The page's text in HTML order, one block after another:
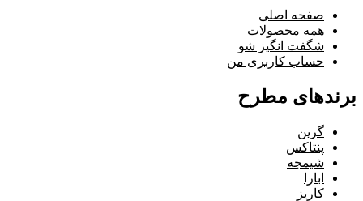
صفحه اصلی
همه محصولات
شگفت انگیز شو
حساب کاربری من
برندهای مطرح
گرین
پنتاکس
شیمجه
ابارا
کاریز